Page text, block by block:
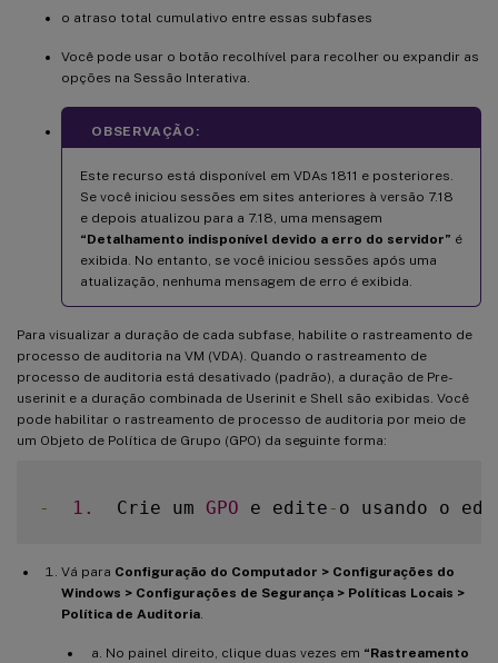
o atraso total cumulativo entre essas subfases
Você pode usar o botão recolhível para recolher ou expandir as
opções na Sessão Interativa.
OBSERVAÇÃO:
Este recurso está disponível em VDAs 1811 e posteriores.
Se você iniciou sessões em sites anteriores à versão 7.18
e depois atualizou para a 7.18, uma mensagem
“Detalhamento indisponível devido a erro do servidor” é
exibida. No entanto, se você iniciou sessões após uma
atualização, nenhuma mensagem de erro é exibida.
Para visualizar a duração de cada subfase, habilite o rastreamento de
processo de auditoria na VM (VDA). Quando o rastreamento de
processo de auditoria está desativado (padrão), a duração de Pre-
userinit e a duração combinada de Userinit e Shell são exibidas. Você
pode habilitar o rastreamento de processo de auditoria por meio de
um Objeto de Política de Grupo (GPO) da seguinte forma:
- 1.
  Crie um
GPO e edite - o usando o
Vá para Configuração do Computador > Configurações do
Windows > Configurações de Segurança > Políticas Locais >
Política de Auditoria.
No painel direito, clique duas vezes em “Rastreamento